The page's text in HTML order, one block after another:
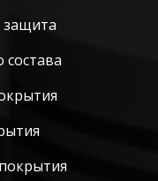
защита